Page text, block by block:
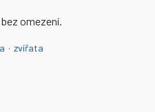
omezení.
· zvířata